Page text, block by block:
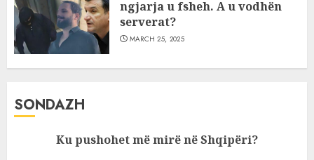
ngjarja u fsheh. A u vodhën
serverat?
MARCH 25, 2025
SONDAZH
Ku pushohet më mirë në Shqipëri?